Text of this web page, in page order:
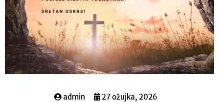
admin 27 ožujka, 2026